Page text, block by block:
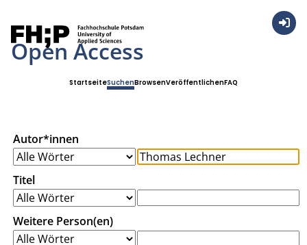
Open Access
StartseiteSuchenBrowsenVeröffentlichenFAQ
Autor*innen
Titel
Weitere Person(en)